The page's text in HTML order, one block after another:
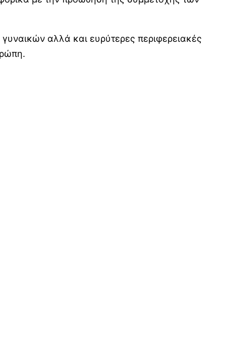
αλλά και ευρύτερες περιφερειακές